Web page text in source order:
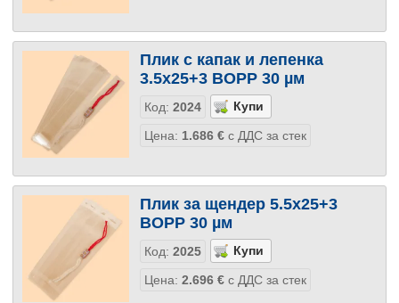
Плик с капак и лепенка
3.5х25+3 BOPP 30 µм
Код: 2024
Цена: 1.686 €с ДДС за стек
Плик за щендер 5.5х25+3
BOPP 30 µм
Код: 2025
Цена: 2.696 €с ДДС за стек